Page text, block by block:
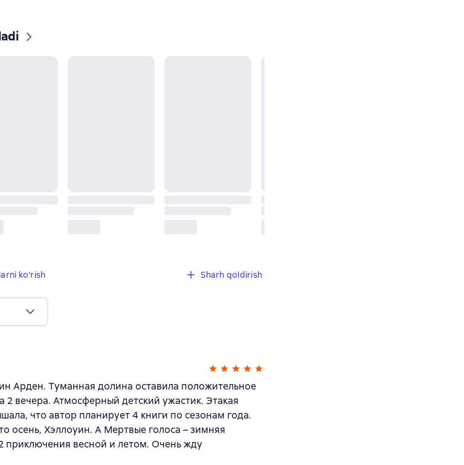
ko'rish Sharh qoldirish
Арден. Туманная долина оставила положительное
2 вечера. Атмосферный детский ужастик. Этакая
что автор планирует 4 книги по сезонам года.
осень, Хэллоуин. А Мертвые голоса – зимняя
приключения весной и летом. Очень жду